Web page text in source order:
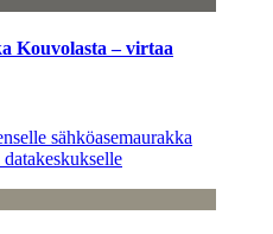
Kouvolasta – virtaa
sähköasemaurakka